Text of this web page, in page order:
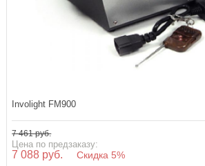
Involight FM900
7 461 руб.
Цена по предзаказу:
7 088 руб. Скидка 5%